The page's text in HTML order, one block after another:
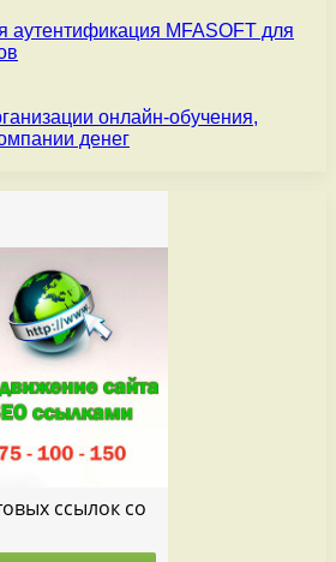
аутентификация MFASOFT для
онлайн-обучения,
денег